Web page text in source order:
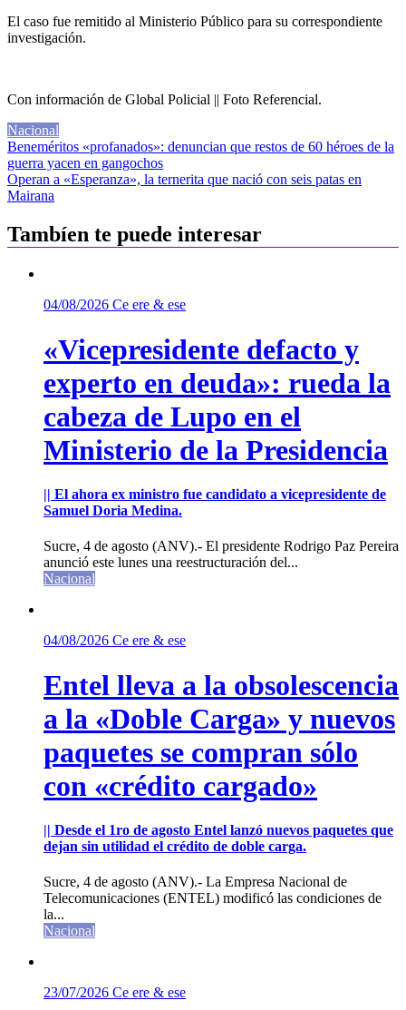
El caso fue remitido al Ministerio Público para su correspondiente
investigación.
Con información de Global Policial || Foto Referencial.
Nacional
Navegación
de
entradas
Beneméritos «profanados»: denuncian que restos de 60 héroes de la
guerra yacen en gangochos
Operan a «Esperanza», la ternerita que nació con seis patas en
Mairana
Tambíen te puede interesar
04/08/2026 Ce ere & ese
«Vicepresidente defacto y
experto en deuda»: rueda la
cabeza de Lupo en el
Ministerio de la Presidencia
|| El ahora ex ministro fue candidato a vicepresidente de
Samuel Doria Medina.
Sucre, 4 de agosto (ANV).- El presidente Rodrigo Paz Pereira
anunció este lunes una reestructuración del...
Nacional
04/08/2026 Ce ere & ese
Entel lleva a la obsolescencia
a la «Doble Carga» y nuevos
paquetes se compran sólo
con «crédito cargado»
|| Desde el 1ro de agosto Entel lanzó nuevos paquetes que
dejan sin utilidad el crédito de doble carga.
Sucre, 4 de agosto (ANV).- La Empresa Nacional de
Telecomunicaciones (ENTEL) modificó las condiciones de
la...
Nacional
23/07/2026 Ce ere & ese